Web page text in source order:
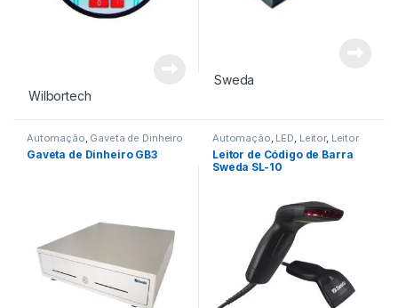
Wilbortech
Sweda
Automação, Gaveta de Dinheiro
Gaveta de Dinheiro GB3
Automação, LED, Leitor, Leitor
de Código de Barra
Leitor de Código de Barra
Sweda SL-10